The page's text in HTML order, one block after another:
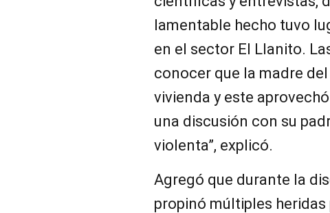
lamentable hecho tuvo
en el sector El Llanito.
conocer que la madre
vivienda y este
una discusión con su
violenta”, explicó.
Agregó que durante la
propinó múltiples